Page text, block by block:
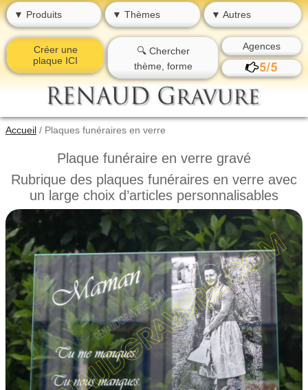
▼ Produits ▼ Thèmes ▼ Autres
Créer une
plaque ICI
🔍 Chercher
thème, forme
Agences
Accueil / Plaques funéraires en verre
Plaque funéraire en verre gravé
Rubrique des plaques funéraires en verre avec
un large choix d’articles personnalisables